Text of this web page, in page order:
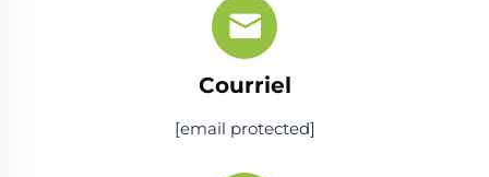
Courriel
[email protected]